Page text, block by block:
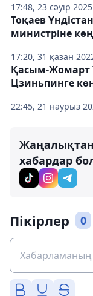
17:48, 23 сәуір 2025
17:20, 31 қазан
Тоқаев
министріне
22:45, 21 наурыз
Қасым-Жомарт
Цзиньпинге
хабардар
Пікірлер 0